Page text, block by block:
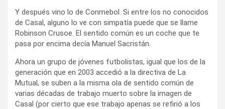
Y después vino lo de Conmebol. Si entre los no conocidos
de Casal, alguno lo ve con simpatía puede que se llame
Robinson Crusoe. El sentido común es un coche que te
pasa por encima decía Manuel Sacristán.
Ahora un grupo de jóvenes futbolistas, igual que los de la
generación que en 2003 accedió a la directiva de La
Mutual, se suben a la misma ola de sentido común de
varias décadas de trabajo muerto sobre la imagen de
Casal (por cierto que ese trabajo apenas se refirió a los